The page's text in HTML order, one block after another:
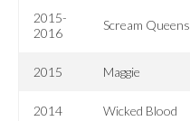
2015-
2016
Scream Queens
2015 Maggie
2014 Wicked Blood